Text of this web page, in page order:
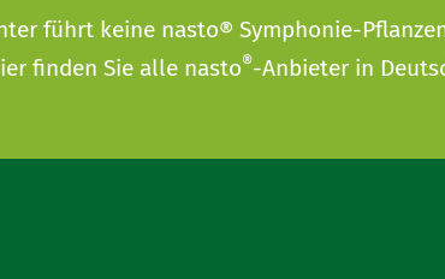
führt keine nasto® Symphonie-
finden Sie alle nasto®-Anbieter in